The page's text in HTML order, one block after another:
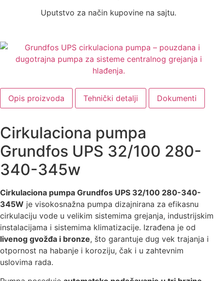
Uputstvo za način kupovine na sajtu.
Opis proizvoda Tehnički detalji Dokumenti
Cirkulaciona pumpa
Grundfos UPS 32/100 280-
340-345w
Cirkulaciona pumpa Grundfos UPS 32/100 280-340-
345W je visokosnažna pumpa dizajnirana za efikasnu
cirkulaciju vode u velikim sistemima grejanja, industrijskim
instalacijama i sistemima klimatizacije. Izrađena je od
livenog gvožđa i bronze, što garantuje dug vek trajanja i
otpornost na habanje i koroziju, čak i u zahtevnim
uslovima rada.